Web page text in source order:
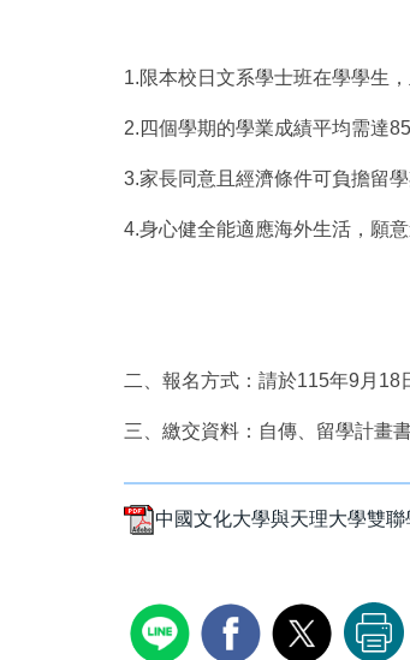
1.限本校日文系學士班在學學生
2.四個學期的學業成績平均需達
3.家長同意且經濟條件可負擔留學
4.身心健全能適應海外生活，願
二、報名方式：請於115年9月18
三、繳交資料：自傳、留學計畫
中國文化大學與天理大學雙